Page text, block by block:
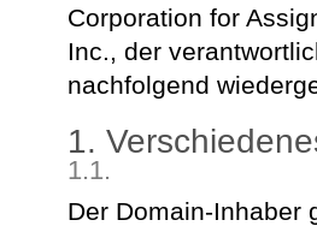
Corporation for
Inc., der
nachfolgend
1.
1.1.
Der Domain-Inhaber